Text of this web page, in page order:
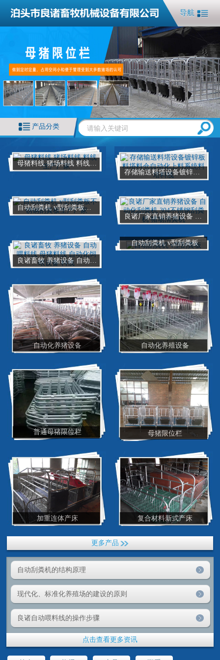
导航
产品分类
母猪料线 猪场料线 料线生产厂家
存储输送料塔设备镀锌板料塔料仓自动化上料系统料塔料线
自动刮粪机 v型刮粪板不锈钢刮粪板生产厂家
良诸厂家直销养猪设备 自动化刮粪机 304不锈钢刮粪机 猪场清粪机
自动刮粪机 v型刮粪板
自动化养猪设备 自动化养殖设备
普通母猪限位栏 母猪限位栏
加重连体产床 复合材料新式产床
更多产品
自动刮粪机的结构原理
现代化、标准化养殖场的建设的原则
良诸自动喂料线的操作步骤
点击查看更多资讯